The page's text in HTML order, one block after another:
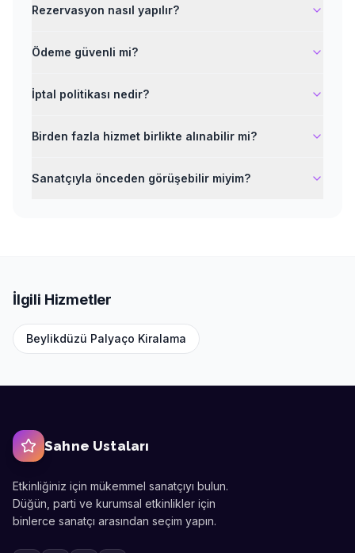
Rezervasyon nasıl yapılır?
Ödeme güvenli mi?
İptal politikası nedir?
Birden fazla hizmet birlikte alınabilir mi?
Sanatçıyla önceden görüşebilir miyim?
İlgili Hizmetler
Beylikdüzü Palyaço Kiralama
Sahne Ustaları
Etkinliğiniz için mükemmel sanatçıyı bulun.
Düğün, parti ve kurumsal etkinlikler için
binlerce sanatçı arasından seçim yapın.